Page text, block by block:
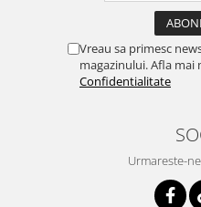
Vreau sa primesc
magazinului. Afla mai
Confidentialitate
Urmareste-